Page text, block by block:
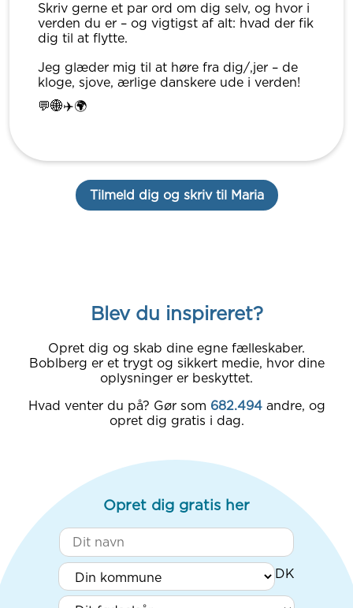
Skriv gerne et par ord om dig selv, og hvor i
verden du er – og vigtigst af alt: hvad der fik
dig til at flytte.
Jeg glæder mig til at høre fra dig/,jer – de
kloge, sjove, ærlige danskere ude i verden!
💬🌐✈️🌍
Tilmeld dig og skriv til Maria
Blev du inspireret?
Opret dig og skab dine egne fælleskaber.
Boblberg er et trygt og sikkert medie, hvor dine
oplysninger er beskyttet.
Hvad venter du på? Gør som 682.494 andre, og
opret dig gratis i dag.
Opret dig gratis her